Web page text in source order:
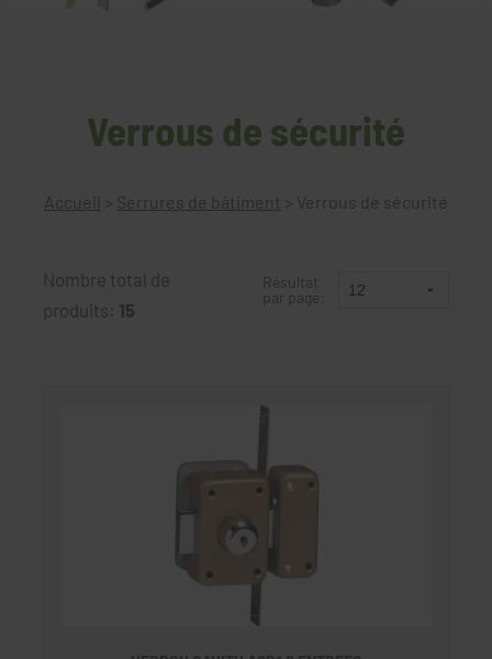
Verrous de sécurité
Accueil > Serrures de bâtiment > Verrous de sécurité
Nombre total de
produits: 15
Résultat
par page: